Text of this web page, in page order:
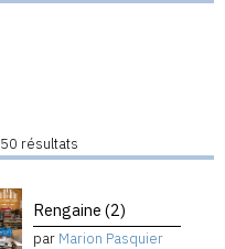
50 résultats
Rengaine (2)
par Marion Pasquier